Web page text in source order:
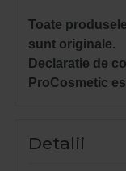
Toate
sunt originale.
Declaratie de
ProCosmetic
Detalii